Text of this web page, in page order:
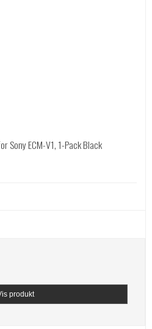
Sony ECM-V1, 1-Pack Black
produkt